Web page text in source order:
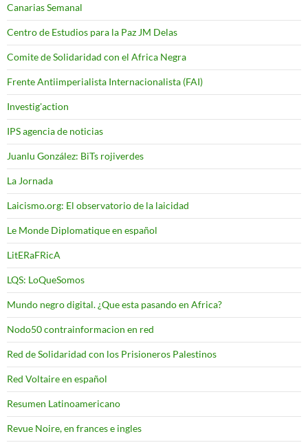
Canarias Semanal
Centro de Estudios para la Paz JM Delas
Comite de Solidaridad con el Africa Negra
Frente Antiimperialista Internacionalista (FAI)
Investig'action
IPS agencia de noticias
Juanlu González: BiTs rojiverdes
La Jornada
Laicismo.org: El observatorio de la laicidad
Le Monde Diplomatique en español
LitERaFRicA
LQS: LoQueSomos
Mundo negro digital. ¿Que esta pasando en Africa?
Nodo50 contrainformacion en red
Red de Solidaridad con los Prisioneros Palestinos
Red Voltaire en español
Resumen Latinoamericano
Revue Noire, en frances e ingles